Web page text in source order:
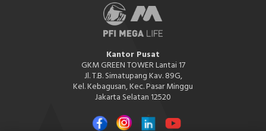
Kantor Pusat
GKM GREEN TOWER Lantai 17
Jl. T.B. Simatupang Kav. 89G,
Kel. Kebagusan, Kec. Pasar Minggu
Jakarta Selatan 12520